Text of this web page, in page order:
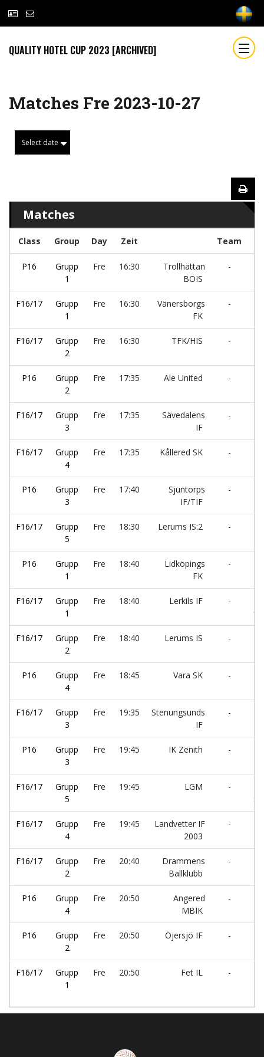
QUALITY HOTEL CUP 2023 [ARCHIVED]
Matches Fre 2023-10-27
Select date
Matches
Class Group Day Zeit Team
P16
Grupp
1
Fre 16:30
Trollhättan
BOIS
-
F16/17
Grupp
1
Fre 16:30
Vänersborgs
FK
-
F16/17
Grupp
2
Fre 16:30 TFK/HIS -
P16
Grupp
2
Fre 17:35 Ale United -
F16/17
Grupp
3
Fre 17:35
Sävedalens
IF
-
F16/17
Grupp
4
Fre 17:35 Kållered SK -
P16
Grupp
3
Fre 17:40
Sjuntorps
IF/TIF
-
F16/17
Grupp
5
Fre 18:30 Lerums IS:2 -
P16
Grupp
1
Fre 18:40
Lidköpings
FK
-
F16/17
Grupp
1
Fre 18:40 Lerkils IF -
F16/17
Grupp
2
Fre 18:40 Lerums IS -
P16
Grupp
4
Fre 18:45 Vara SK -
F16/17
Grupp
3
Fre 19:35
Stenungsunds
IF
-
P16
Grupp
3
Fre 19:45 IK Zenith -
F16/17
Grupp
5
Fre 19:45 LGM -
F16/17
Grupp
4
Fre 19:45
Landvetter IF
2003
-
F16/17
Grupp
2
Fre 20:40
Drammens
Ballklubb
-
P16
Grupp
4
Fre 20:50
Angered
MBIK
-
P16
Grupp
2
Fre 20:50 Öjersjö IF -
F16/17
Grupp
1
Fre 20:50 Fet IL -